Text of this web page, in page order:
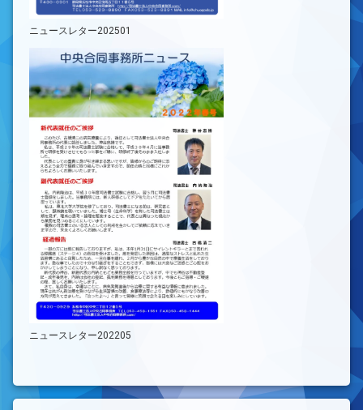
ニュースレター202501
ニュースレター202205